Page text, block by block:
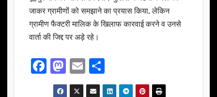
जाकर ग्रामीणों को समझाने का प्रयास किया, लेकिन
ग्रामीण फैक्टरी मालिक के खिलाफ कारवाई करने व उनसे
वार्ता की जिद्द पर अड़े रहे।
F
a
M
a
E
m h